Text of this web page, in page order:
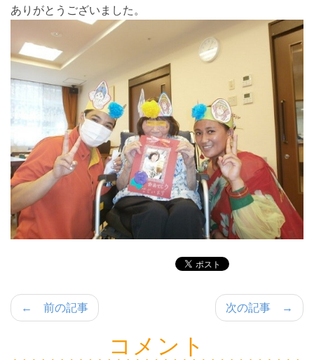
ありがとうございました。
次の記事 →
← 前の記事
コメント